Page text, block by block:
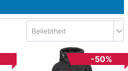
-50%